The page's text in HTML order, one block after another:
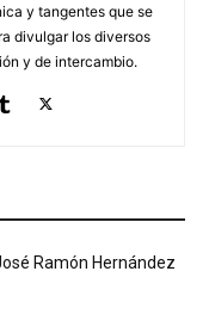
y tangentes que se
divulgar los diversos
y de intercambio.
Ramón Hernández